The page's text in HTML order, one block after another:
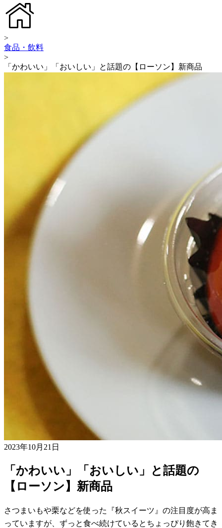
>
食品・飲料
>
「かわいい」「おいしい」と話題の【ローソン】新商品
2023年10月21日
「かわいい」「おいしい」と話題の
【ローソン】新商品
さつまいもや栗などを使った『秋スイーツ』の注目度が高ま
っていますが、ずっと食べ続けているとちょっぴり飽きてき